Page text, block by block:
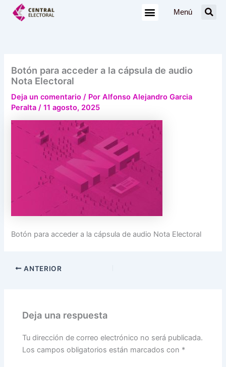
Menú
Botón para acceder a la cápsula de audio
Nota Electoral
Deja un comentario / PorAlfonso Alejandro Garcia
Peralta/11 agosto, 2025
Botón para acceder a la cápsula de audio Nota Electoral
ANTERIOR
Deja una respuesta
Tu dirección de correo electrónico no será publicada.
Los campos obligatorios están marcados con *